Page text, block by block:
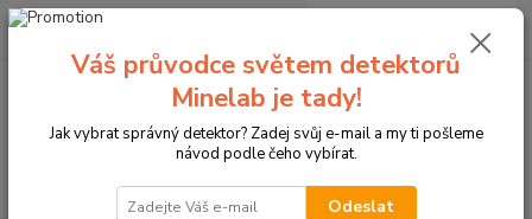
+420774877333
0 Kč
Váš průvodce světem detektorů
Minelab je tady!
Jak vybrat správný detektor? Zadej svůj e-mail a my ti pošleme
návod podle čeho vybírat.
Odeslat